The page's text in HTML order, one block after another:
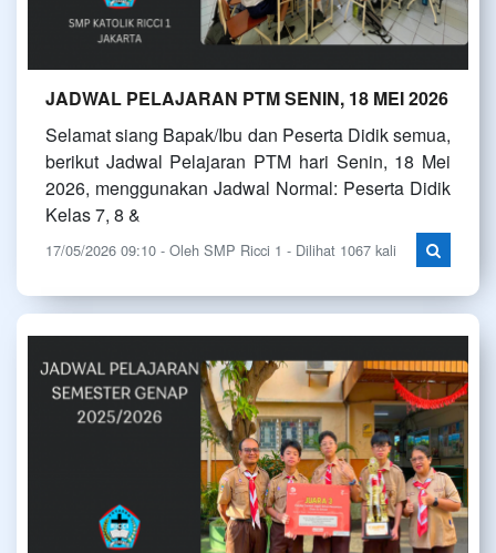
JADWAL PELAJARAN PTM SENIN, 18 MEI 2026
Selamat siang Bapak/Ibu dan Peserta Didik semua,
berikut Jadwal Pelajaran PTM hari Senin, 18 Mei
2026, menggunakan Jadwal Normal: Peserta Didik
Kelas 7, 8 &
17/05/2026 09:10 - Oleh SMP Ricci 1 - Dilihat 1067 kali